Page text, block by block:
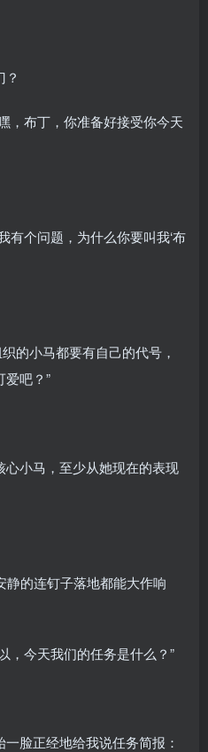
，布丁，你准备好接受你今天
有个问题，为什么你要叫我‘布
的小马都要有自己的代号，
吧？”
小马，至少从她现在的表现
的连钉子落地都能大作响
，今天我们的任务是什么？”
脸正经地给我说任务简报：